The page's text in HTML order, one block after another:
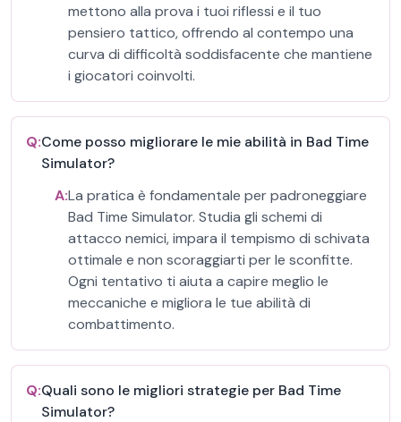
mettono alla prova i tuoi riflessi e il tuo
pensiero tattico, offrendo al contempo una
curva di difficoltà soddisfacente che mantiene
i giocatori coinvolti.
Q:Come posso migliorare le mie abilità in Bad Time
Simulator?
A:La pratica è fondamentale per padroneggiare
Bad Time Simulator. Studia gli schemi di
attacco nemici, impara il tempismo di schivata
ottimale e non scoraggiarti per le sconfitte.
Ogni tentativo ti aiuta a capire meglio le
meccaniche e migliora le tue abilità di
combattimento.
Q:Quali sono le migliori strategie per Bad Time
Simulator?